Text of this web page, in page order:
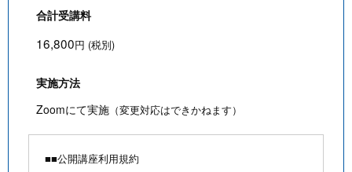
合計受講料
16,800円 (税別)
実施方法
Zoomにて実施 （変更対応はできかねます）
■■公開講座利用規約